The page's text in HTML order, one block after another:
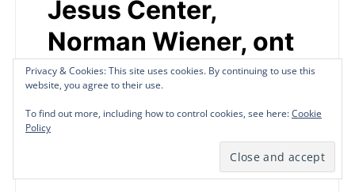
Jesus Center,
Norman Wiener, ont
été libérés hier soir
by Redaction Télé Pluriel October 26, 2021
Actualité à la une Enlevés le 3 Octobre dernier,
le pasteur Jean Michel Ferrer ainsi qu’un autre
Privacy & Cookies: This site uses cookies. By continuing to use this
website, you agree to their use.
To find out more, including how to control cookies, see here:Cookie
Policy
Privacy & Cookies: This site uses cookies. By continuing to use this
website, you agree to their use.
To find out more, including how to control cookies, see here:Cookie
Policy
Privacy & Cookies: This site uses cookies. By continuing to use this
website, you agree to their use.
To find out more, including how to control cookies, see here:Cookie
Policy